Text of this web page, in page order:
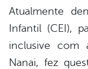
Atualmente
Infantil (CEI),
inclusive com
Nanai, fez